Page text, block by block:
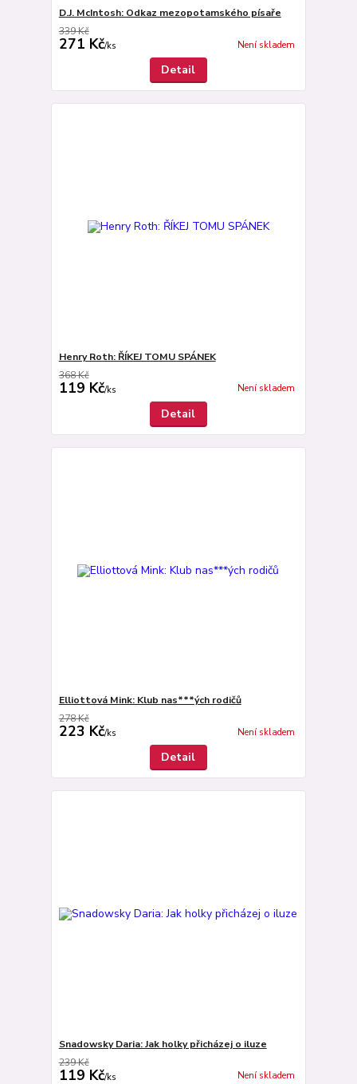
D.J. McIntosh: Odkaz mezopotamského písaře
339 Kč
271 Kč/ks Není skladem
Detail
Henry Roth: ŘÍKEJ TOMU SPÁNEK
368 Kč
119 Kč/ks Není skladem
Detail
Elliottová Mink: Klub nas***ých rodičů
278 Kč
223 Kč/ks Není skladem
Detail
Snadowsky Daria: Jak holky přicházej o iluze
239 Kč
119 Kč/ks Není skladem